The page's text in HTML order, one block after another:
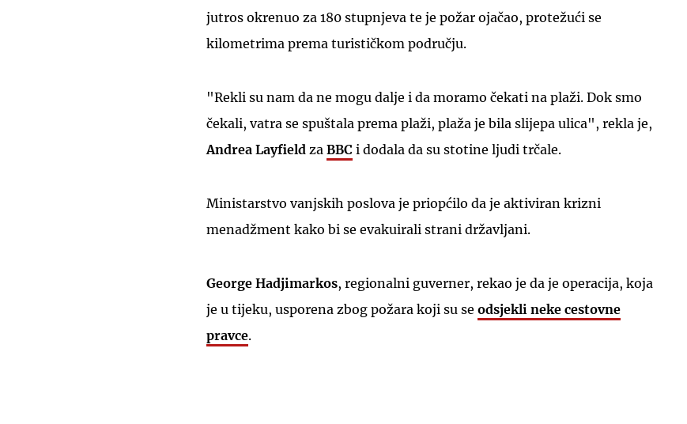
jutros okrenuo za 180 stupnjeva te je požar ojačao, protežući se
kilometrima prema turističkom području.
"Rekli su nam da ne mogu dalje i da moramo čekati na plaži. Dok smo
čekali, vatra se spuštala prema plaži, plaža je bila slijepa ulica", rekla je,
Andrea Layfield za BBC i dodala da su stotine ljudi trčale.
Ministarstvo vanjskih poslova je priopćilo da je aktiviran krizni
menadžment kako bi se evakuirali strani državljani.
George Hadjimarkos, regionalni guverner, rekao je da je operacija, koja
je u tijeku, usporena zbog požara koji su se odsjekli neke cestovne
pravce.
UKLJUČITE NOTIFIKACIJE